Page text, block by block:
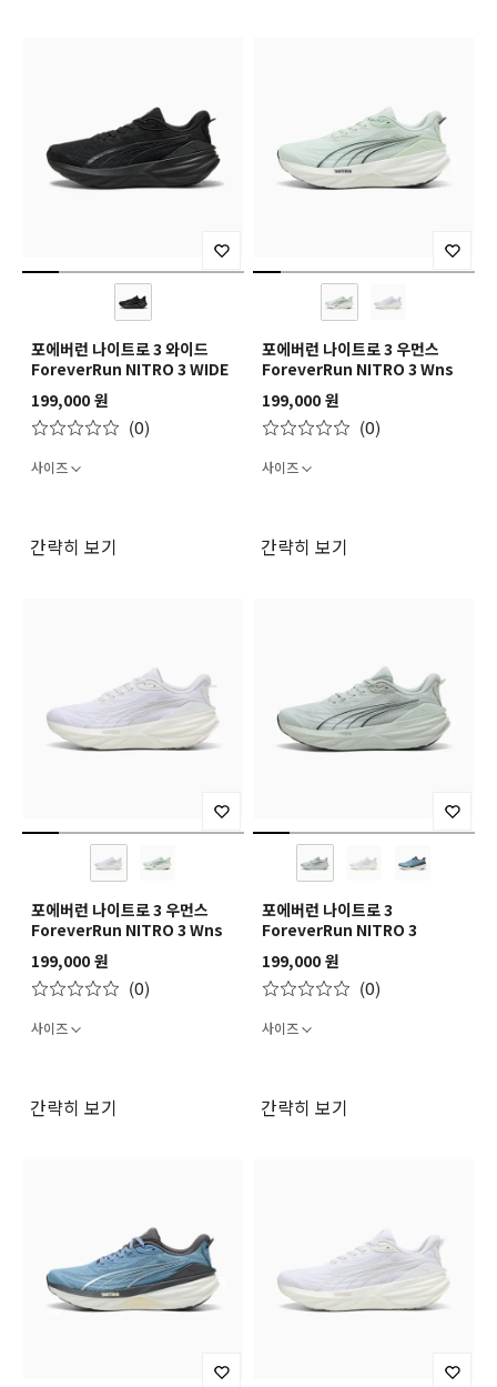
포에버런 나이트로 3 와이드
ForeverRun NITRO 3 WIDE
199,000 원
(0)
사이즈
간략히 보기
포에버런 나이트로 3 우먼스
ForeverRun NITRO 3 Wns
199,000 원
(0)
사이즈
간략히 보기
포에버런 나이트로 3 우먼스
ForeverRun NITRO 3 Wns
199,000 원
(0)
사이즈
간략히 보기
포에버런 나이트로 3
ForeverRun NITRO 3
199,000 원
(0)
사이즈
간략히 보기